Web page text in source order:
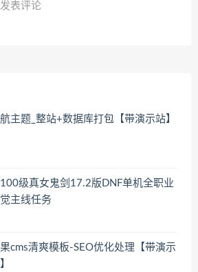
表评论
主题_整站+数据库打包【带演示站】
级真女鬼剑17.2版DNF单机全职业
主线任务
cms清爽模板-SEO优化处理【带演示